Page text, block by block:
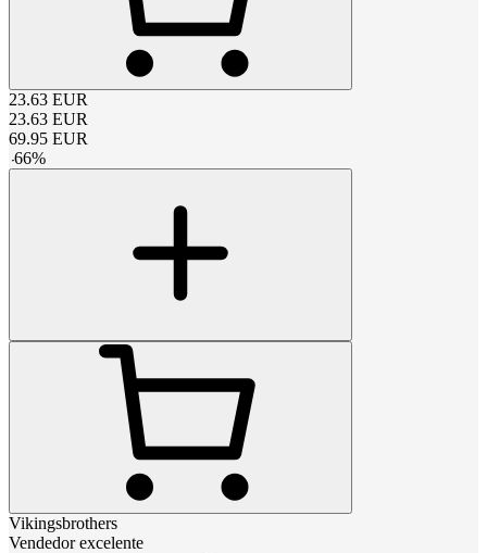
23.63 EUR
23.63 EUR
69.95 EUR
-66%
Vikingsbrothers
Vendedor excelente